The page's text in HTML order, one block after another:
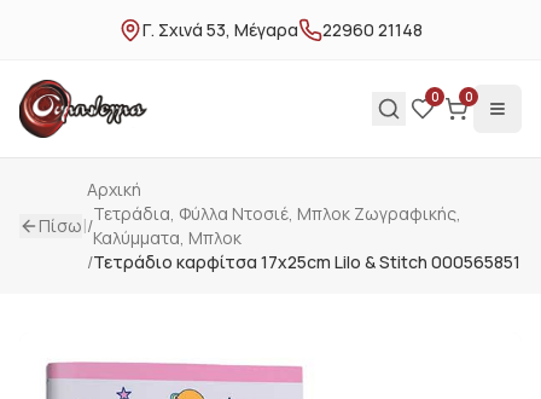
Γ. Σχινά 53, Μέγαρα 22960 21148
0 0
Πίσω|
Αρχική
/
Τετράδια, Φύλλα Ντοσιέ, Μπλοκ Ζωγραφικής,
Καλύμματα, Μπλοκ
/Τετράδιο καρφίτσα 17x25cm Lilo & Stitch 000565851